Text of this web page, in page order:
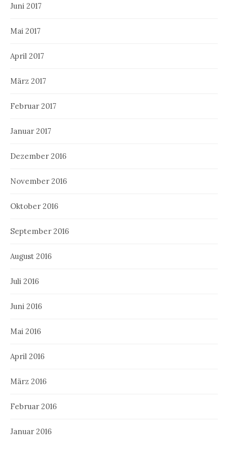
Juni 2017
Mai 2017
April 2017
März 2017
Februar 2017
Januar 2017
Dezember 2016
November 2016
Oktober 2016
September 2016
August 2016
Juli 2016
Juni 2016
Mai 2016
April 2016
März 2016
Februar 2016
Januar 2016